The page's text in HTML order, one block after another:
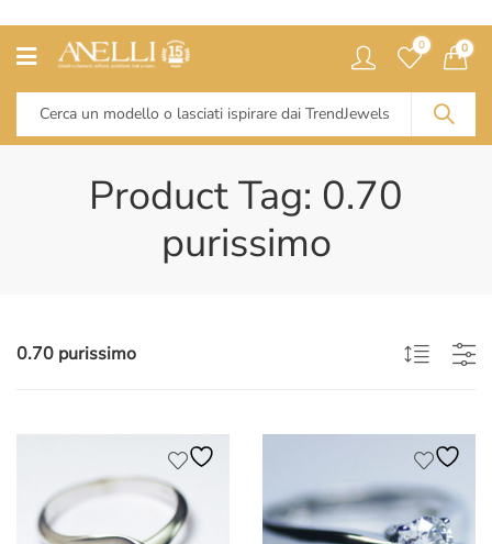
0 0
Product Tag: 0.70
purissimo
0.70 purissimo